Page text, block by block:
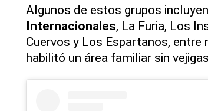
Algunos de estos grupos incluyen
Internacionales, La Furia, Los
Cuervos y Los Espartanos,
habilitó un área familiar sin